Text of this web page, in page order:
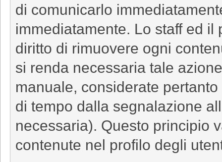
di comunicarlo
immediatamente. Lo staff ed
diritto di rimuovere ogni
si renda necessaria tale
manuale, considerate
di tempo dalla segnalazione
necessaria). Questo principio
contenute nel profilo degli